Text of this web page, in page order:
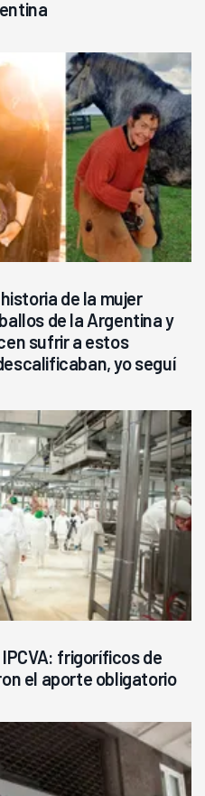
de la mujer
de la Argentina y
sufrir a estos
yo seguí
frigoríficos de
el aporte obligatorio